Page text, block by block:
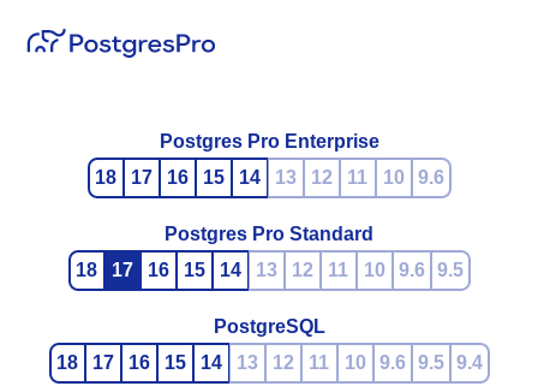
Postgres Pro Enterprise
18
17 16 15 14 13 12 11 10 9.6
Postgres Pro Standard
18
17 16 15 14 13 12 11 10 9.6 9.5
PostgreSQL
18
17 16 15 14 13 12 11 10 9.6 9.5 9.4